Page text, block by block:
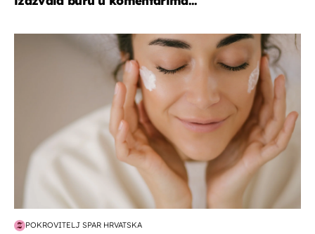
moda & ljepota
POKROVITELJ SPAR HRVATSKA